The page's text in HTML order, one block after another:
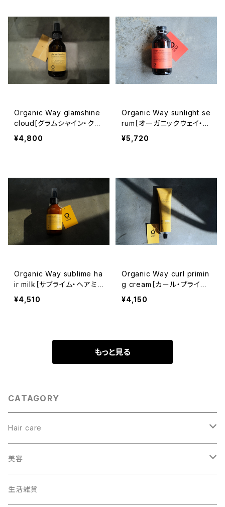
Organic Way glamshine
cloud[グラムシャイン・クラ
ウド]
¥4,800
Organic Way sunlight se
rum［オーガニックウェイ・サ
ンライトセラム］
¥5,720
Organic Way sublime ha
ir milk［サブライム・ヘアミ
ルク]
¥4,510
Organic Way curl primin
g cream［カール・プライミ
ング・クリーム］
¥4,150
もっと見る
CATAGORY
Hair care
ヘアカラー
美容
オーガニック
生活雑貨